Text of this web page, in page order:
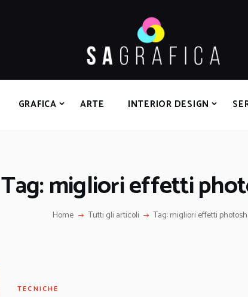
GRAFICA ARTE INTERIOR DESIGN
Tag: migliori effetti
Home Tutti gli articoli Tag: migliori effetti
INTERIOR DESIGN
SERVIZI
TECNICHE